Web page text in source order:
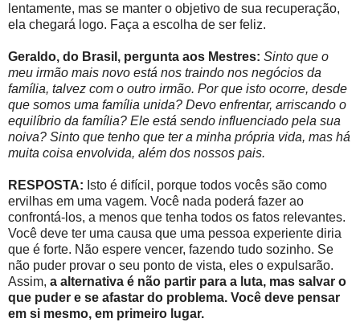
lentamente, mas se manter o objetivo de sua recuperação,
ela chegará logo. Faça a escolha de ser feliz.
Geraldo, do Brasil, pergunta aos Mestres: Sinto que o
meu irmão mais novo está nos traindo nos negócios da
família, talvez com o outro irmão. Por que isto ocorre, desde
que somos uma família unida? Devo enfrentar, arriscando o
equilíbrio da família? Ele está sendo influenciado pela sua
noiva? Sinto que tenho que ter a minha própria vida, mas há
muita coisa envolvida, além dos nossos pais.
RESPOSTA: Isto é difícil, porque todos vocês são como
ervilhas em uma vagem. Você nada poderá fazer ao
confrontá-los, a menos que tenha todos os fatos relevantes.
Você deve ter uma causa que uma pessoa experiente diria
que é forte. Não espere vencer, fazendo tudo sozinho. Se
não puder provar o seu ponto de vista, eles o expulsarão.
Assim, a alternativa é não partir para a luta, mas salvar o
que puder e se afastar do problema. Você deve pensar
em si mesmo, em primeiro lugar.